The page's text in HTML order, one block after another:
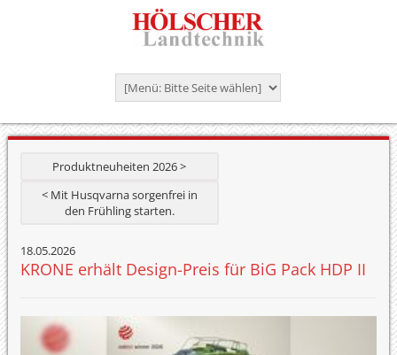
Produktneuheiten 2026 >
< Mit Husqvarna sorgenfrei in
den Frühling starten.
18.05.2026
KRONE erhält Design-Preis für BiG Pack HDP II